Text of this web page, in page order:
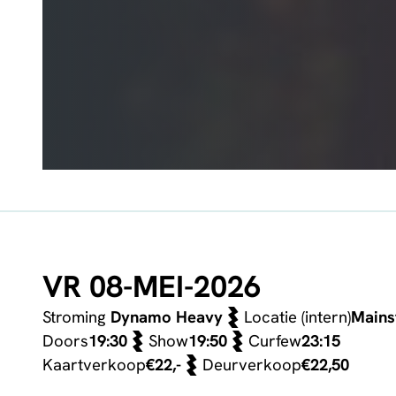
VR 08-MEI-2026
Stroming Dynamo Heavy Locatie (intern)
Doors19:30 Show19:50 Curfew23:15
Kaartverkoop€22,- Deurverkoop€22,50